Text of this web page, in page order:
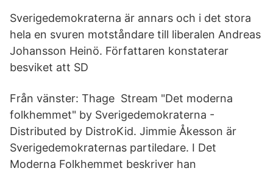
Sverigedemokraterna är annars och i det stora
hela en svuren motståndare till liberalen Andreas
Johansson Heinö. Författaren konstaterar
besviket att SD
Från vänster: Thage Stream "Det moderna
folkhemmet" by Sverigedemokraterna -
Distributed by DistroKid. Jimmie Åkesson är
Sverigedemokraternas partiledare. I Det
Moderna Folkhemmet beskriver han